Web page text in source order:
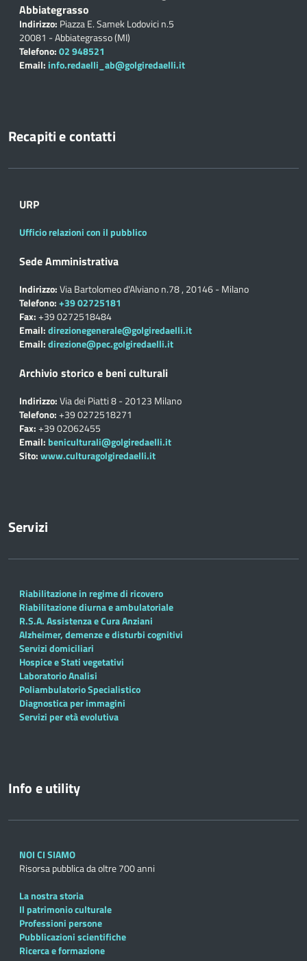
Abbiategrasso
Indirizzo: Piazza E. Samek Lodovici n.5
20081 - Abbiategrasso (MI)
Telefono:02 948521
Email: info.redaelli_ab@golgiredaelli.it
Recapiti e contatti
URP
Ufficio relazioni con il pubblico
Sede Amministrativa
Indirizzo:Via Bartolomeo d'Alviano n.78 , 20146 - Milano
Telefono:+39 02725181
Fax:+39 0272518484
Email:direzionegenerale@golgiredaelli.it
Email:direzione@pec.golgiredaelli.it
Archivio storico e beni culturali
Indirizzo:Via dei Piatti 8 - 20123 Milano
Telefono:+39 0272518271
Fax:+39 02062455
Email: beniculturali@golgiredaelli.it
Sito:www.culturagolgiredaelli.it
Servizi
Riabilitazione in regime di ricovero
Riabilitazione diurna e ambulatoriale
R.S.A. Assistenza e Cura Anziani
Alzheimer, demenze e disturbi cognitivi
Servizi domiciliari
Hospice e Stati vegetativi
Laboratorio Analisi
Poliambulatorio Specialistico
Diagnostica per immagini
Servizi per età evolutiva
Info e utility
NOI CI SIAMO
Risorsa pubblica da oltre 700 anni
La nostra storia
Il patrimonio culturale
Professioni persone
Pubblicazioni scientifiche
Ricerca e formazione